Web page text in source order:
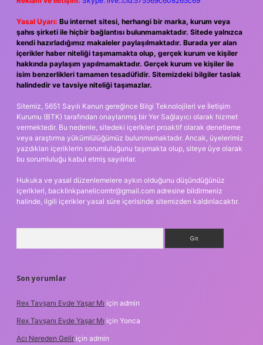
Yasal Uyarı: Bu internet sitesi, herhangi bir marka, kurum veya
şahıs şirketi ile hiçbir bağlantısı bulunmamaktadır. Sitede yalnızca
kendi hazırladığımız makaleler paylaşılmaktadır. Burada yer alan
içerikler haber niteliği taşımamakta olup, gerçek kurum ve kişiler
hakkında paylaşım yapılmamaktadır. Gerçek kurum ve kişiler ile
isim benzerlikleri tamamen tesadüfidir. Sitemizdeki bilgiler taslak
halindedir ve tavsiye niteliği taşımazlar.
Sitemiz, 5651 Sayılı Kanun gereğince Bilgi Teknolojileri ve İletişim
Kurumu (BTK) tarafından onaylanmış bir Yer Sağlayıcı olarak hizmet
vermektedir. Bu nedenle, sitedeki içerikleri proaktif olarak denetleme
veya araştırma yükümlülüğümüz bulunmamaktadır. Ancak, üyelerimiz
yazdıkları içeriklerin sorumluluğunu taşımakta olup, siteye üye olarak
bu sorumluluğu kabul etmiş sayılırlar.
Hukuka ve yasal düzenlemelere aykırı olduğunu düşündüğünüz
içerikleri, backlinkpanelicomtr@gmail.com adresine bildirmeniz
halinde, ilgili içerikler yasal süre içerisinde sitemizden kaldırılacaktır.
Son yorumlar
Rex Tavşanı Evde Yaşar Mı için admin
Rex Tavşanı Evde Yaşar Mı için Yonca
Acı Nereden Gelir için admin